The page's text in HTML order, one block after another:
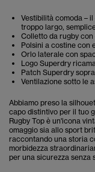
Vestibilità comoda –
troppo largo,
Colletto da rugby
Polsini a costine con
Orlo laterale con
Logo Superdry
Patch Superdry
Ventilazione sotto le
Abbiamo preso la
capo distintivo per il tuo
Rugby Top è un'icona
omaggio sia allo sport
raccontando una storia
morbidezza
per una sicurezza senza